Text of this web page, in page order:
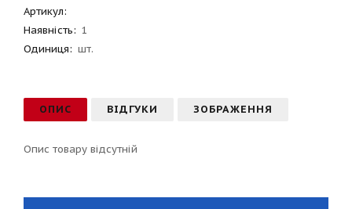
Артикул:
Наявність: 1
Одиниця: шт.
ОПИС ВІДГУКИ ЗОБРАЖЕННЯ
Опис товару відсутній